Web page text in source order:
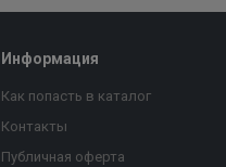
Информация
Как попасть в каталог
Контакты
Публичная оферта